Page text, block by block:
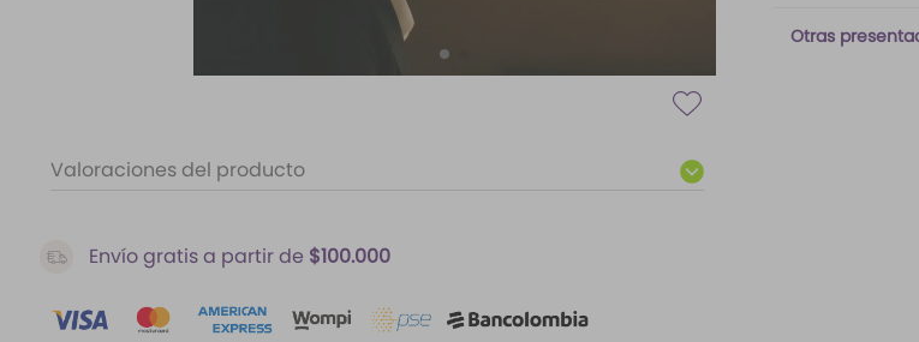
Valoraciones del producto
Envío gratis a partir de $100.000
Otras